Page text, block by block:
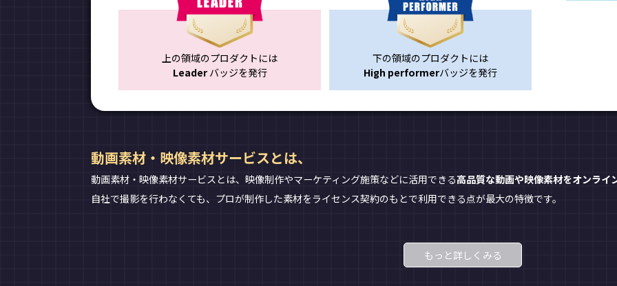
上の領域のプロダクトには
Leaderバッジを発行
下の領域のプロダクトには
High performerバッジを発行
動画素材・映像素材サービスとは、
動画素材・映像素材サービスとは、映像制作やマーケティング施策などに活用できる高品質な動画や映像素材をオンライ
自社で撮影を行わなくても、プロが制作した素材をライセンス契約のもとで利用できる点が最大の特徴です。
もっと詳しくみる